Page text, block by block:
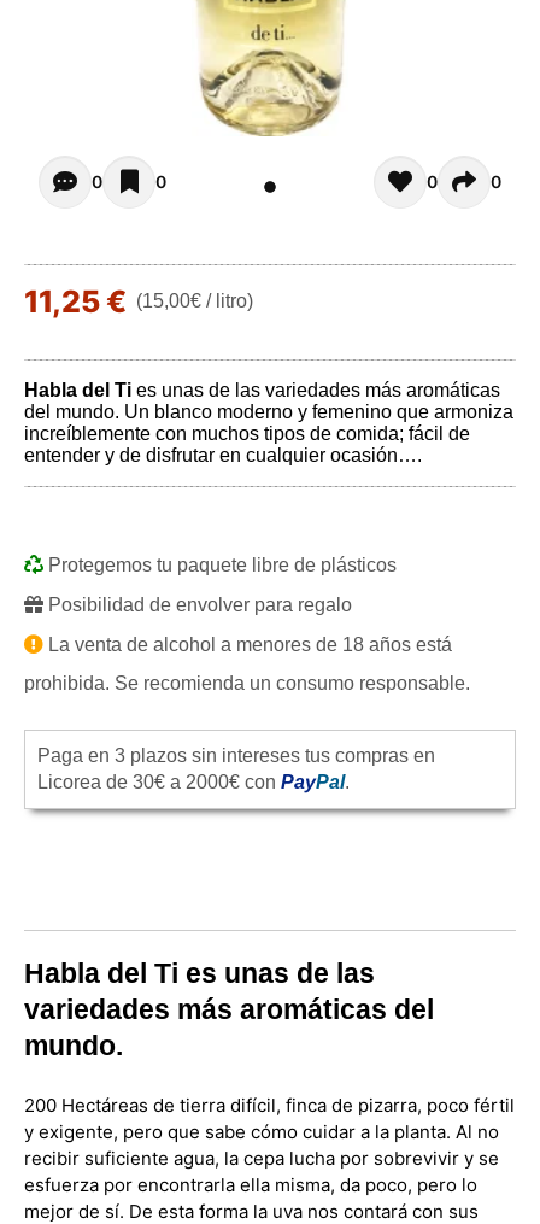
Opiniones de clientes - Actualmente no hay
0 0 0 0
11,25 € (15,00€ / litro)
Habla del Ti es unas de las variedades más aromáticas
del mundo. Un blanco moderno y femenino que armoniza
increíblemente con muchos tipos de comida; fácil de
entender y de disfrutar en cualquier ocasión….
Protegemos tu paquete libre de plásticos
Posibilidad de envolver para regalo
La venta de alcohol a menores de 18 años está
prohibida. Se recomienda un consumo responsable.
Paga en 3 plazos sin intereses tus compras en
Licorea de 30€ a 2000€ con PayPal.
Habla del Ti es unas de las
variedades más aromáticas del
mundo.
200 Hectáreas de tierra difícil, finca de pizarra, poco fértil
y exigente, pero que sabe cómo cuidar a la planta. Al no
recibir suficiente agua, la cepa lucha por sobrevivir y se
esfuerza por encontrarla ella misma, da poco, pero lo
mejor de sí. De esta forma la uva nos contará con sus